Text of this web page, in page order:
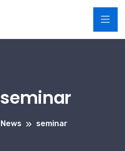
seminar
News seminar